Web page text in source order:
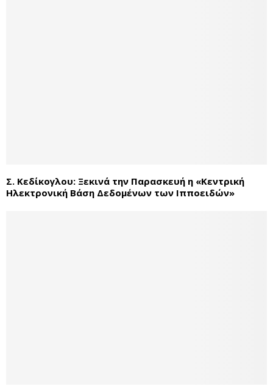
Σ. Κεδίκογλου: Ξεκινά την Παρασκευή η «Κεντρική
Ηλεκτρονική Βάση Δεδομένων των Ιπποειδών»